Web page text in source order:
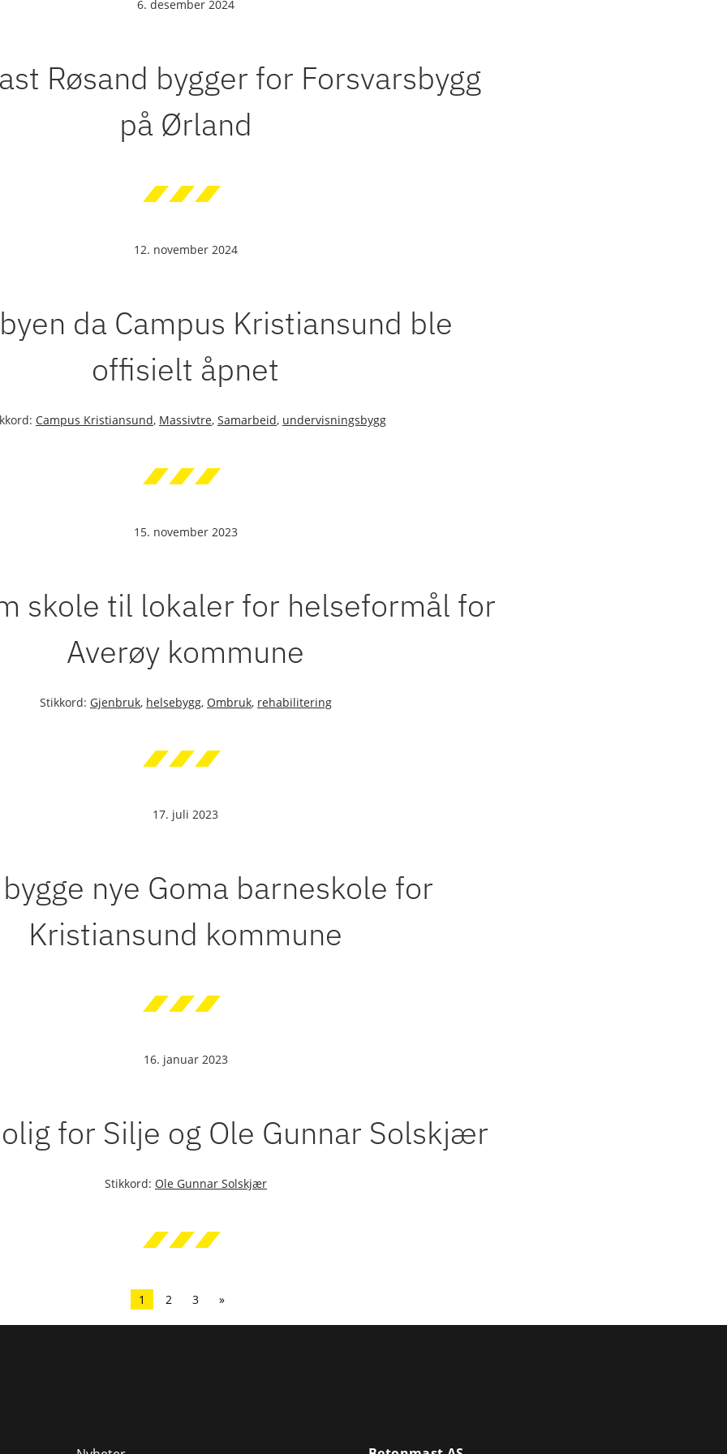
6. desember 2024
Røsand bygger for Forsvarsbygg
på Ørland
12. november 2024
da Campus Kristiansund ble
offisielt åpnet
Campus Kristiansund, Massivtre, Samarbeid, undervisningsbygg
15. november 2023
skole til lokaler for helseformål for
Averøy kommune
Stikkord: Gjenbruk, helsebygg, Ombruk, rehabilitering
17. juli 2023
nye Goma barneskole for
Kristiansund kommune
16. januar 2023
for Silje og Ole Gunnar Solskjær
Stikkord: Ole Gunnar Solskjær
1 2 3 »